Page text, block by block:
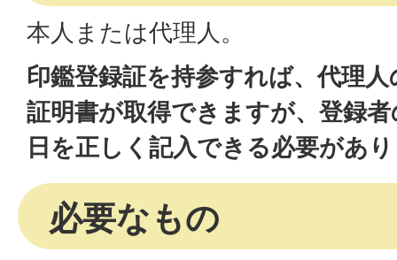
本人または代理人。
印鑑登録証を持参すれば、代理
証明書が取得できますが、登録
日を正しく記入できる必要があ
必要なもの